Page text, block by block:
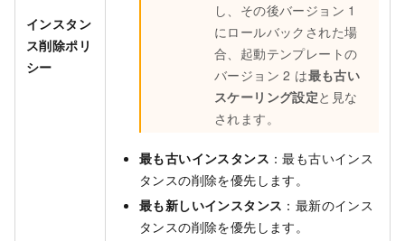
インスタン
ス削除ポリ
シー
し、その後バージョン 1
にロールバックされた場
合、起動テンプレートの
バージョン 2 は最も古い
スケーリング設定と見な
されます。
最も古いインスタンス ：最も古いインス
タンスの削除を優先します。
最も新しいインスタンス ：最新のインス
タンスの削除を優先します。